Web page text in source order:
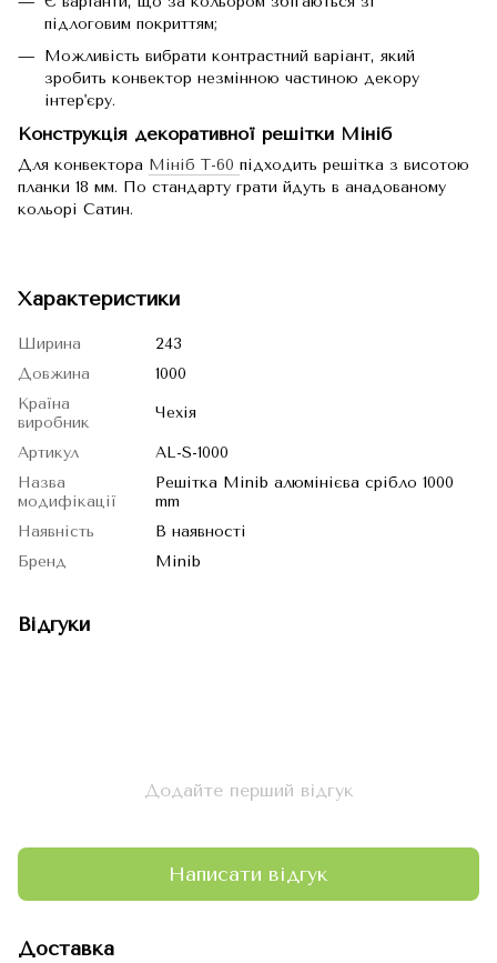
підлоговим покриттям;
Можливість вибрати контрастний варіант, який
зробить конвектор незмінною частиною декору
інтер'єру.
Конструкція декоративної решітки Мініб
Для конвектора Мініб Т-60 підходить решітка з висотою
планки 18 мм. По стандарту грати йдуть в анадованому
кольорі Сатин.
Характеристики
Ширина
243
Довжина
1000
Країна
виробник
Чехія
Артикул
AL-S-1000
Назва
модифікації
Решітка Minib алюмінієва срібло 1000
mm
Наявність
В наявності
Бренд
Minib
Відгуки
Додайте перший відгук
Написати відгук
Доставка